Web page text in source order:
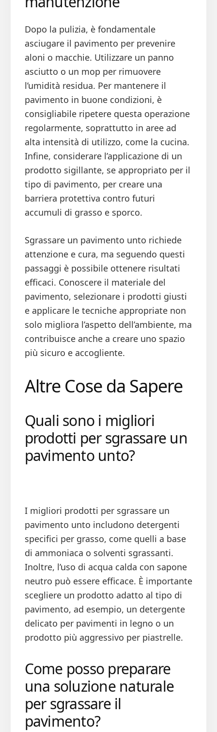
Dopo la pulizia, è fondamentale
asciugare il pavimento per prevenire
aloni o macchie. Utilizzare un panno
asciutto o un mop per rimuovere
l’umidità residua. Per mantenere il
pavimento in buone condizioni, è
consigliabile ripetere questa operazione
regolarmente, soprattutto in aree ad
alta intensità di utilizzo, come la cucina.
Infine, considerare l’applicazione di un
prodotto sigillante, se appropriato per il
tipo di pavimento, per creare una
barriera protettiva contro futuri
accumuli di grasso e sporco.
Sgrassare un pavimento unto richiede
attenzione e cura, ma seguendo questi
passaggi è possibile ottenere risultati
efficaci. Conoscere il materiale del
pavimento, selezionare i prodotti giusti
e applicare le tecniche appropriate non
solo migliora l’aspetto dell’ambiente, ma
contribuisce anche a creare uno spazio
più sicuro e accogliente.
Altre Cose da Sapere
Quali sono i migliori
prodotti per sgrassare un
pavimento unto?
I migliori prodotti per sgrassare un
pavimento unto includono detergenti
specifici per grasso, come quelli a base
di ammoniaca o solventi sgrassanti.
Inoltre, l’uso di acqua calda con sapone
neutro può essere efficace. È importante
scegliere un prodotto adatto al tipo di
pavimento, ad esempio, un detergente
delicato per pavimenti in legno o un
prodotto più aggressivo per piastrelle.
Come posso preparare
una soluzione naturale
per sgrassare il
pavimento?